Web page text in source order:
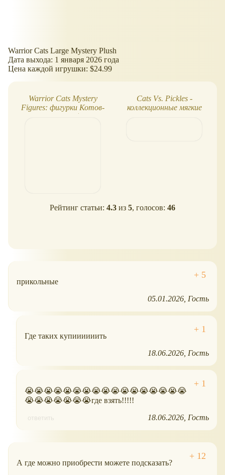
Warrior Cats Large Mystery Plush
Дата выхода: 1 января 2026 года
Цена каждой игрушки: $24.99
Warrior Cats Mystery
Figures: фигурки Котов-
воителей
Cats Vs. Pickles -
коллекционные мягкие
Рейтинг статьи: 4.3 из 5, голосов: 46
прикольные
05.01.2026 Гость
Где таких купиииииить
18.06.2026 Гость
😭😭😭😭😭😭😭😭😭😭😭😭😭😭😭😭😭
😭😭😭😭😭😭😭где взять!!!!!
ответить 18.06.2026 Гость
А где можно приобрести можете подсказать?